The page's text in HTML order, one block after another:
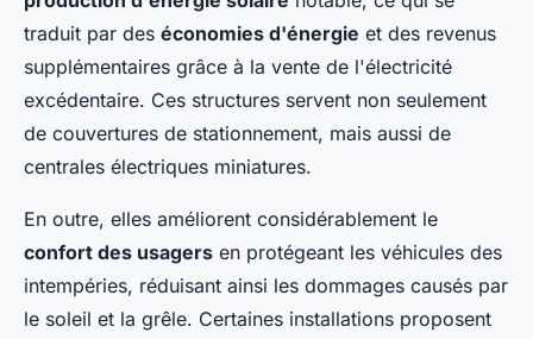
traduit par des économies d'énergie et des revenus
supplémentaires grâce à la vente de l'électricité
excédentaire. Ces structures servent non seulement
de couvertures de stationnement, mais aussi de
centrales électriques miniatures.
En outre, elles améliorent considérablement le
confort des usagers en protégeant les véhicules des
intempéries, réduisant ainsi les dommages causés par
le soleil et la grêle. Certaines installations proposent